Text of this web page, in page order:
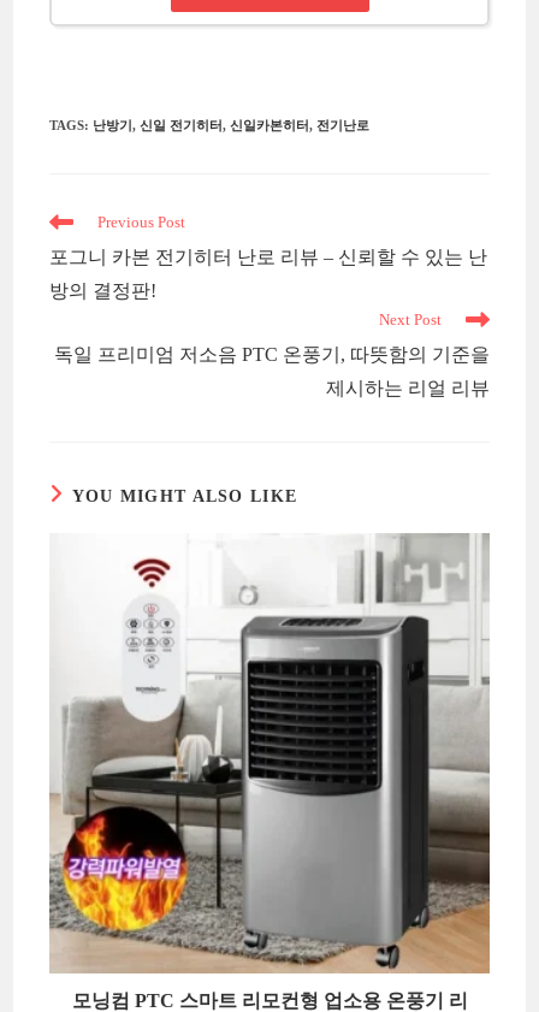
TAGS: 난방기, 신일 전기히터, 신일카본히터, 전기난로
Read
articles
Previous Post
포그니 카본 전기히터 난로 리뷰 – 신뢰할 수 있는 난
방의 결정판!
Next Post
독일 프리미엄 저소음 PTC 온풍기, 따뜻함의 기준을
제시하는 리얼 리뷰
YOU MIGHT ALSO LIKE
모닝컴 PTC 스마트 리모컨형 업소용 온풍기 리